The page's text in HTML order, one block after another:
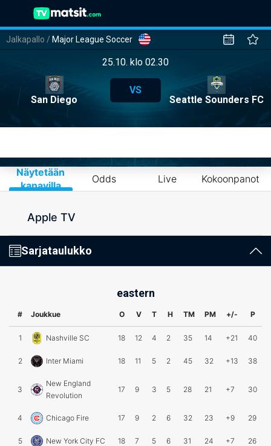
Jalkapallo / Major League Soccer
25.10. klo 02.30
San Diego
VS
Seattle Sounders FC
Näytetään
kanavilla
Odds Live Kokoonpanot
Apple TV
Sarjataulukko
eastern
# Joukkue O V T H TM PM +/- P
1 Nashville SC 18 12 4 2 35 14 +21 40
2 Inter Miami 18 11 5 2 45 32 +13 38
3
New England
Revolution
17 9 3 5 28 21 +7 30
4 Chicago Fire 17 9 2 6 32 23 +9 29
5 New York City FC 18 7 5 6 31 24 +7 26